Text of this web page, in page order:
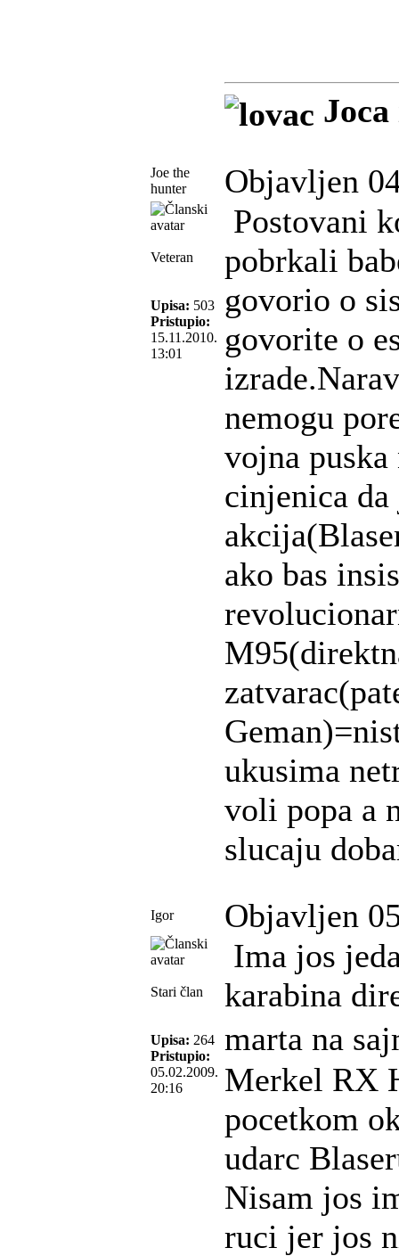
Joe the
hunter
Objavljen
Veteran
Upisa: 503
Pristupio:
15.11.2010.
13:01
Postovani
pobrkali
govorio o
govorite o
nemogu
vojna
cinjenica
ako bas
ukusima
voli popa a
slucaju
Igor Objavljen
Stari član
Upisa: 264
Pristupio:
05.02.2009.
20:16
Ima jos
karabina
marta na
Merkel RX
pocetkom
udarc
Nisam jos
ruci jer jos